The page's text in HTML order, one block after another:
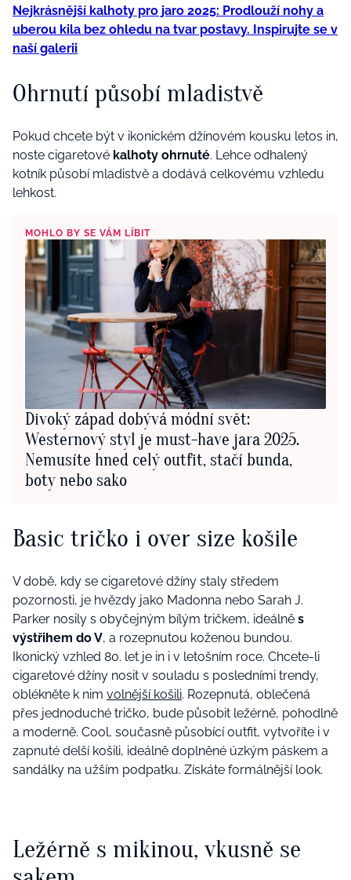
Nejkrásnější kalhoty pro jaro 2025: Prodlouží nohy a
uberou kila bez ohledu na tvar postavy. Inspirujte se v
naší galerii
Ohrnutí působí mladistvě
Pokud chcete být v ikonickém džínovém kousku letos in,
noste cigaretové kalhoty ohrnuté. Lehce odhalený
kotník působí mladistvě a dodává celkovému vzhledu
lehkost.
MOHLO BY SE VÁM LÍBIT
Divoký západ dobývá módní svět:
Westernový styl je must-have jara 2025.
Nemusíte hned celý outfit, stačí bunda,
boty nebo sako
Basic tričko i over size košile
V době, kdy se cigaretové džíny staly středem
pozornosti, je hvězdy jako Madonna nebo Sarah J.
Parker nosily s obyčejným bílým tričkem, ideálně s
výstřihem do V, a rozepnutou koženou bundou.
Ikonický vzhled 80. let je in i v letošním roce. Chcete-li
cigaretové džíny nosit v souladu s posledními trendy,
oblékněte k nim volnější košili. Rozepnutá, oblečená
přes jednoduché tričko, bude působit ležérně, pohodlně
a moderně. Cool, současně působící outfit, vytvoříte i v
zapnuté delší košili, ideálně doplněné úzkým páskem a
sandálky na užším podpatku. Získáte formálnější look.
Ležérně s mikinou, vkusně se